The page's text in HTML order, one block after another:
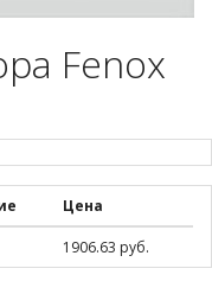
Fenox
Цена
1906.63 руб.